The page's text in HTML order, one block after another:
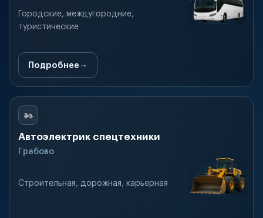
Городские, междугородние,
туристические
Подробнее
Автоэлектрик спецтехники
Грабово
Строительная, дорожная, карьерная